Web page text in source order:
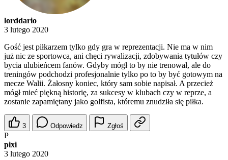
lorddario
3 lutego 2020
Gość jest piłkarzem tylko gdy gra w reprezentacji. Nie ma w nim
już nic ze sportowca, ani chęci rywalizacji, zdobywania tytułów czy
bycia ulubieńcem fanów. Gdyby mógł to by nie trenował, ale do
treningów podchodzi profesjonalnie tylko po to by być gotowym na
mecze Walii. Żałosny koniec, który sam sobie napisał. A przecież
mógł mieć piękną historię, za sukcesy w klubach czy w reprze, a
zostanie zapamiętany jako golfista, któremu znudziła się piłka.
3 Odpowiedz Zgłoś
P
pixi
3 lutego 2020